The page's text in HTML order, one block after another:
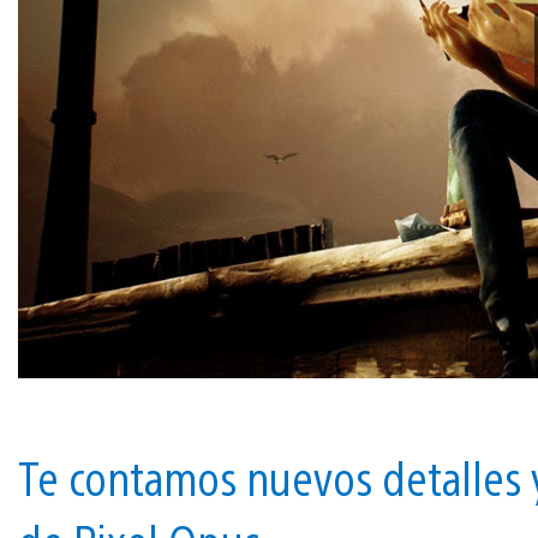
Te contamos nuevos